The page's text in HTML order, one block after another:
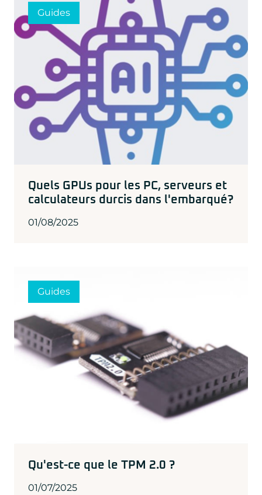
Guides
Quels GPUs pour les PC, serveurs et
calculateurs durcis dans l'embarqué?
01/08/2025
Guides
Qu'est-ce que le TPM 2.0 ?
01/07/2025